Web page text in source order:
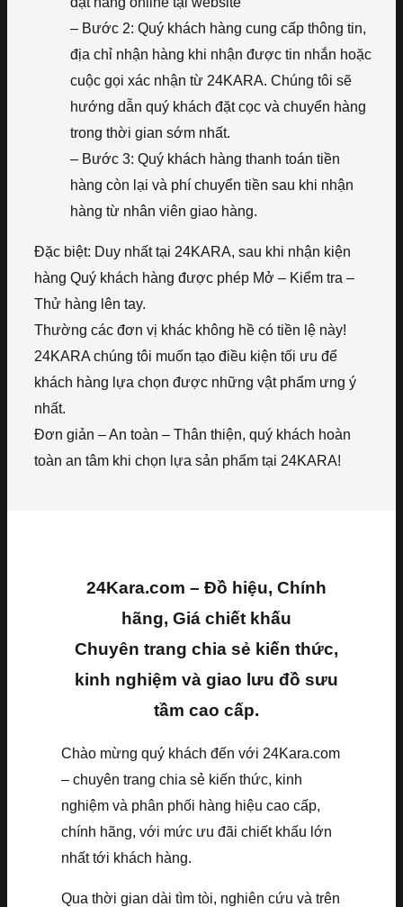
– Bước 2: Quý khách hàng cung cấp thông tin,
địa chỉ nhận hàng khi nhận được tin nhắn hoặc
cuộc gọi xác nhận từ 24KARA. Chúng tôi sẽ
hướng dẫn quý khách đặt cọc và chuyển hàng
trong thời gian sớm nhất.
– Bước 3: Quý khách hàng thanh toán tiền
hàng còn lại và phí chuyển tiền sau khi nhận
hàng từ nhân viên giao hàng.
Đặc biệt: Duy nhất tại 24KARA, sau khi nhận kiện
hàng Quý khách hàng được phép Mở – Kiểm tra –
Thử hàng lên tay.
Thường các đơn vị khác không hề có tiền lệ này!
24KARA chúng tôi muốn tạo điều kiện tối ưu để
khách hàng lựa chọn được những vật phẩm ưng ý
nhất.
Đơn giản – An toàn – Thân thiện, quý khách hoàn
toàn an tâm khi chọn lựa sản phẩm tại 24KARA!
24Kara.com – Đồ hiệu, Chính
hãng, Giá chiết khấu
Chuyên trang chia sẻ kiến thức,
kinh nghiệm và giao lưu đồ sưu
tầm cao cấp.
Chào mừng quý khách đến với 24Kara.com
– chuyên trang chia sẻ kiến thức, kinh
nghiệm và phân phối hàng hiệu cao cấp,
chính hãng, với mức ưu đãi chiết khấu lớn
nhất tới khách hàng.
Qua thời gian dài tìm tòi, nghiên cứu và trên